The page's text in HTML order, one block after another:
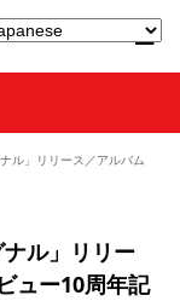
ル」リリース／アルバム
ル」リリー
ュー10周年記